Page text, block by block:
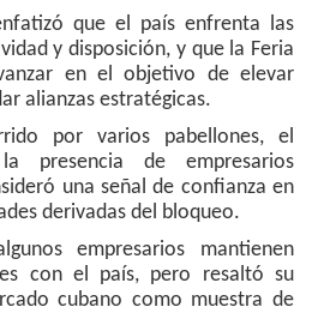
que el país enfrenta las
y disposición, y que la Feria
en el objetivo de elevar
alianzas estratégicas.
por varios pabellones, el
presencia de empresarios
una señal de confianza en
derivadas del bloqueo.
empresarios mantienen
con el país, pero resaltó su
cubano como muestra de